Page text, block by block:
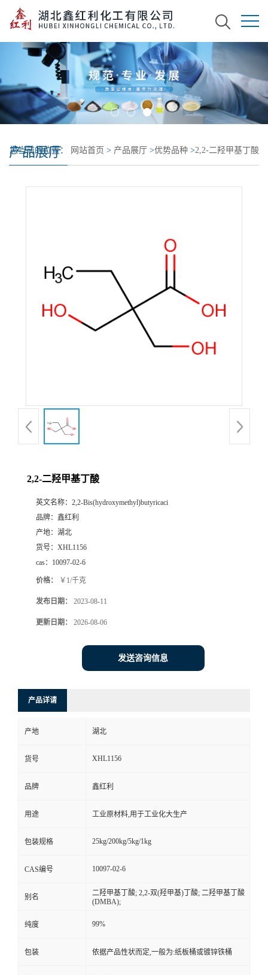
产品展厅
您当前的位置： 网站首页 > 产品展厅 >优势品种 >2,2-二羟甲基丁酸
2,2-二羟甲基丁酸
英文名称： 2,2-Bis(hydroxymethyl)butyricaci
品牌： 鑫红利
产地： 湖北
货号： XHL1156
cas： 10097-02-6
价格： ￥1/千克
发布日期： 2023-08-11
更新日期： 2026-08-06
发送咨询信息
产品详请
产地 湖北
货号 XHL1156
品牌 鑫红利
用途 工业原材料,用于工业化大生产
包装规格 25kg/200kg/5kg/1kg
CAS编号 10097-02-6
别名
二羟甲基丁酸; 2,2-双(羟甲基)丁酸; 二羟甲基丁酸
(DMBA);
纯度 99%
包装 依据产品性状而定,一般为:纸板桶或镀锌铁桶